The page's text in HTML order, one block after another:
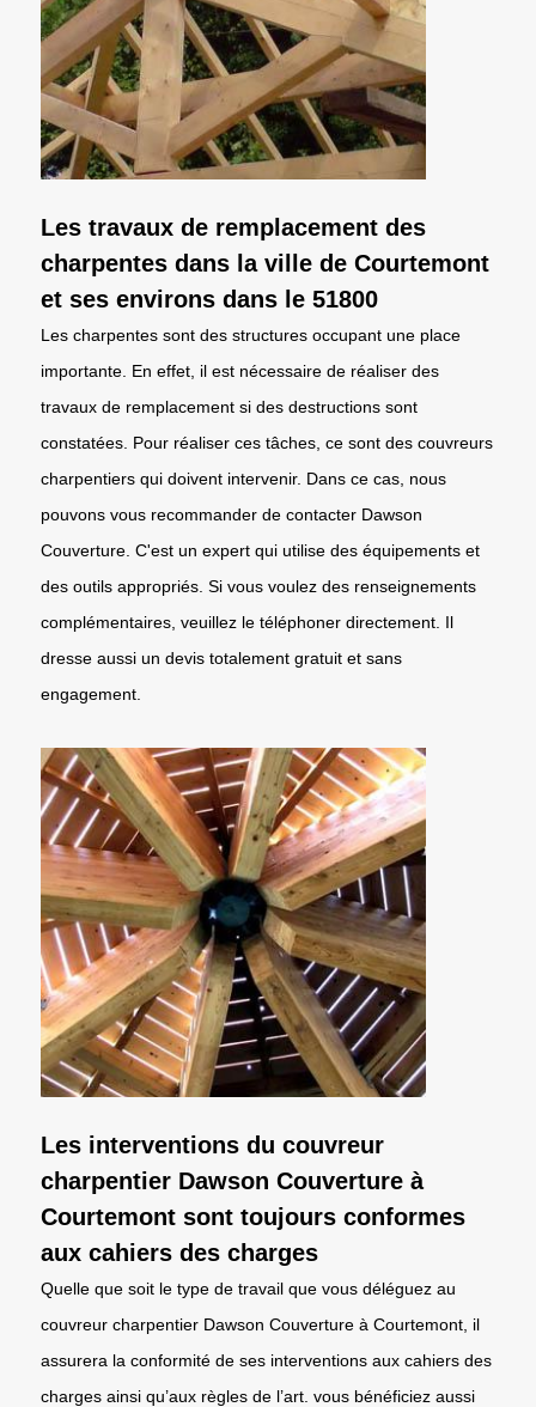
Les travaux de remplacement des
charpentes dans la ville de Courtemont
et ses environs dans le 51800
Les charpentes sont des structures occupant une place
importante. En effet, il est nécessaire de réaliser des
travaux de remplacement si des destructions sont
constatées. Pour réaliser ces tâches, ce sont des couvreurs
charpentiers qui doivent intervenir. Dans ce cas, nous
pouvons vous recommander de contacter Dawson
Couverture. C'est un expert qui utilise des équipements et
des outils appropriés. Si vous voulez des renseignements
complémentaires, veuillez le téléphoner directement. Il
dresse aussi un devis totalement gratuit et sans
engagement.
Les interventions du couvreur
charpentier Dawson Couverture à
Courtemont sont toujours conformes
aux cahiers des charges
Quelle que soit le type de travail que vous déléguez au
couvreur charpentier Dawson Couverture à Courtemont, il
assurera la conformité de ses interventions aux cahiers des
charges ainsi qu’aux règles de l’art. vous bénéficiez aussi